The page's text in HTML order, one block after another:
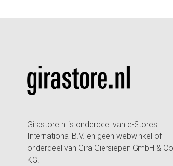
Girastore.nl is onderdeel van e-Stores
International B.V. en geen webwinkel of
onderdeel van Gira Giersiepen GmbH & Co.
KG.